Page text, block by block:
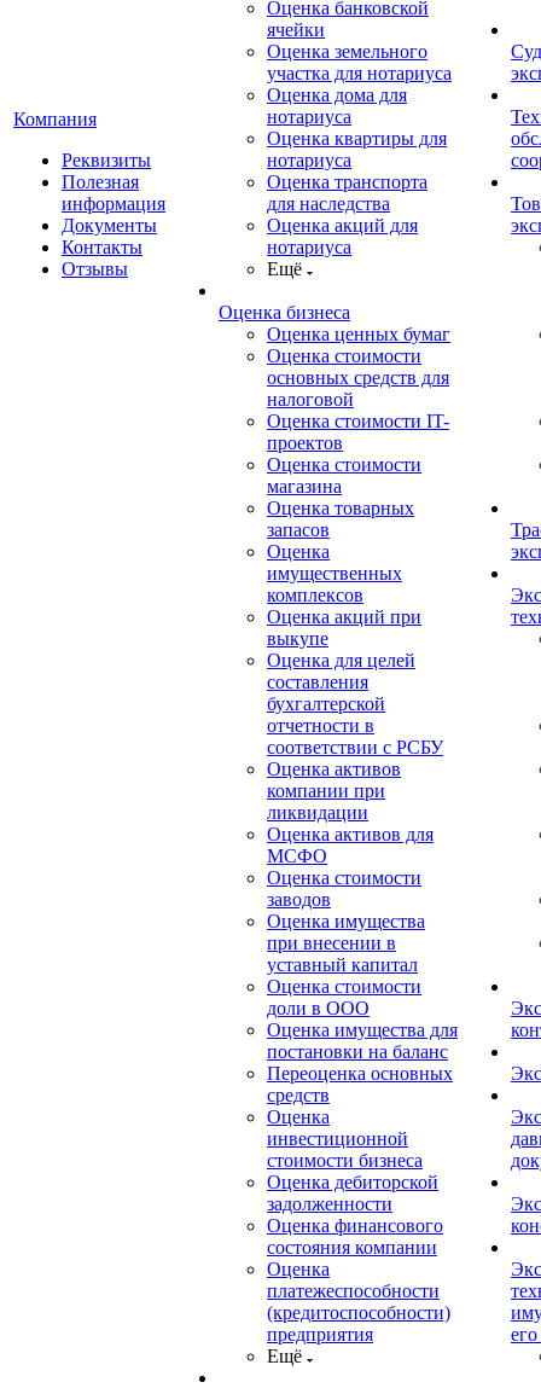
Компания
Реквизиты
Полезная
информация
Документы
Контакты
Отзывы
Оценка банковской
ячейки
Оценка земельного
участка для нотариуса
Оценка дома для
нотариуса
Оценка квартиры для
нотариуса
Оценка транспорта
для наследства
Оценка акций для
нотариуса
Ещё
Оценка бизнеса
Оценка ценных бумаг
Оценка стоимости
основных средств для
налоговой
Оценка стоимости IT-
проектов
Оценка стоимости
магазина
Оценка товарных
запасов
Оценка
имущественных
комплексов
Оценка акций при
выкупе
Оценка для целей
составления
бухгалтерской
отчетности в
соответствии с РСБУ
Оценка активов
компании при
ликвидации
Оценка активов для
МСФО
Оценка стоимости
заводов
Оценка имущества
при внесении в
уставный капитал
Оценка стоимости
доли в ООО
Оценка имущества для
постановки на баланс
Переоценка основных
средств
Оценка
инвестиционной
стоимости бизнеса
Оценка дебиторской
задолженности
Оценка финансового
состояния компании
Оценка
платежеспособности
(кредитоспособности)
предприятия
Ещё